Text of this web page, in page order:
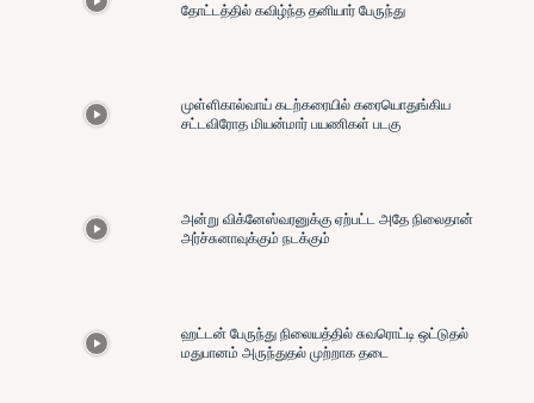
தோட்டத்தில் கவிழ்ந்த தனியார் பேருந்து
முள்ளிகால்வாய் கடற்கரையில் கரையொதுங்கிய
சட்டவிரோத மியன்மார் பயணிகள் படகு
அன்று விக்னேஸ்வரனுக்கு ஏற்பட்ட அதே நிலைதான்
அர்ச்சுனாவுக்கும் நடக்கும்
ஹட்டன் பேருந்து நிலையத்தில் சுவரொட்டி ஒட்டுதல்
மதுபானம் அருந்துதல் முற்றாக தடை